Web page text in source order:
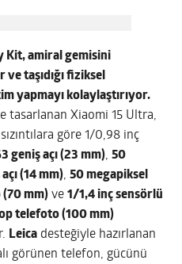
Kit, amiral gemisini
taşıdığı fiziksel
yapmayı kolaylaştırıyor.
tasarlanan Xiaomi 15 Ultra,
göre 1/0,98 inç
geniş açı (23 mm),50
(14 mm),50 megapiksel
mm) ve1/1,4 inç sensörlü
telefoto (100 mm)
Leica desteğiyle hazırlanan
görünen telefon, gücünü